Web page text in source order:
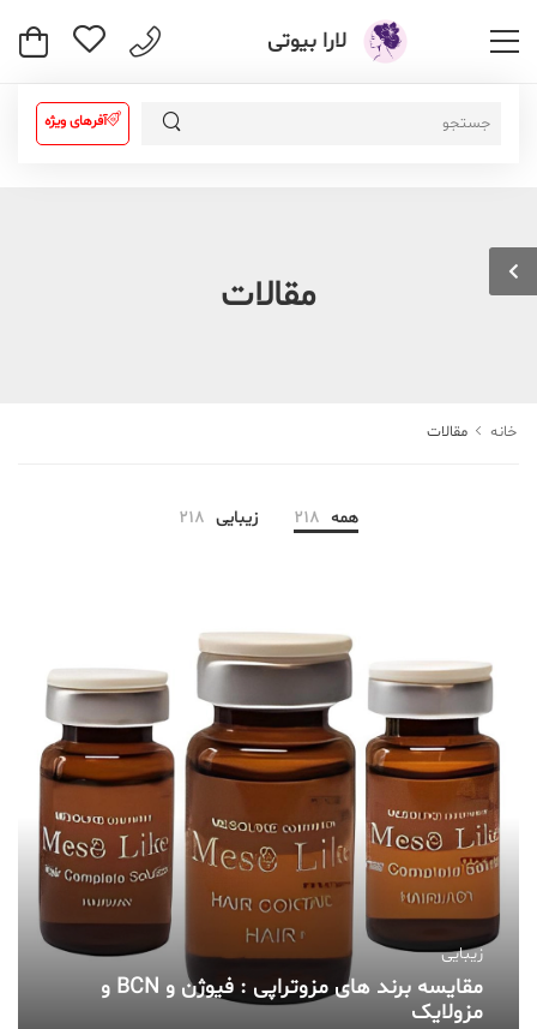
لارا بیوتی
آفرهای ویژه
مقالات
خانه مقالات
همه 218 زیبایی 218
زیبایی
مقایسه برند های مزوتراپی : فیوژن و BCN و
مزولایک